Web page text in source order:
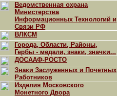
Ведомственная охрана
Министерства
Информационных Технологий и
Связи РФ
ВЛКСМ
Города, Области, Районы,
Гербы - медали, знаки, значки...
ДОСААФ-РОСТО
Знаки Заслуженных и Почетных
Работников
Изделия Московского
Монетного Двора